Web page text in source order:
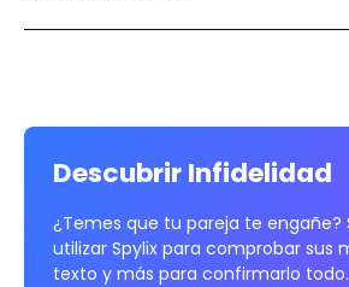
Descubrir Infidelidad
¿Temes que tu pareja te engañe?
utilizar Spylix para comprobar sus
texto y más para confirmarlo todo.